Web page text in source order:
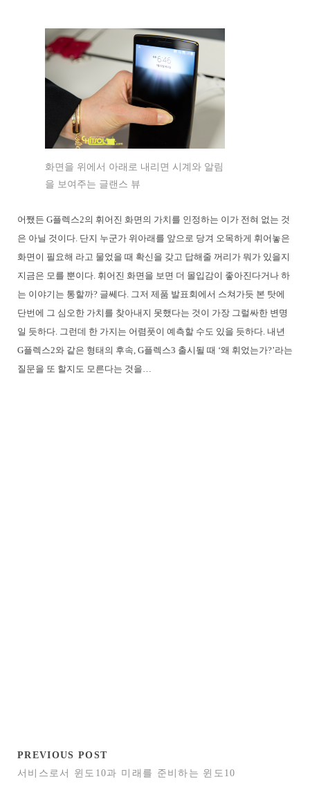
화면을 위에서 아래로 내리면 시계와 알림
을 보여주는 글랜스 뷰
어쨌든 G플렉스2의 휘어진 화면의 가치를 인정하는 이가 전혀 없는 것
은 아닐 것이다. 단지 누군가 위아래를 앞으로 당겨 오목하게 휘어놓은
화면이 필요해 라고 물었을 때 확신을 갖고 답해줄 꺼리가 뭐가 있을지
지금은 모를 뿐이다. 휘어진 화면을 보면 더 몰입감이 좋아진다거나 하
는 이야기는 통할까? 글쎄다. 그저 제품 발표회에서 스쳐가듯 본 탓에
단번에 그 심오한 가치를 찾아내지 못했다는 것이 가장 그럴싸한 변명
일 듯하다. 그런데 한 가지는 어렴풋이 예측할 수도 있을 듯하다. 내년
G플렉스2와 같은 형태의 후속, G플렉스3 출시될 때 ‘왜 휘었는가?’라는
질문을 또 할지도 모른다는 것을…
PREVIOUS POST
서비스로서 윈도10과 미래를 준비하는 윈도10